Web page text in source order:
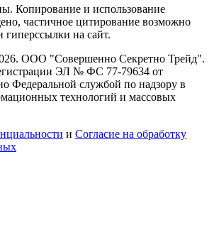
Копирование и использование
частичное цитирование возможно
гиперссылки на сайт.
ООО "Совершенно Секретно Трейд".
ЭЛ № ФС 77-79634 от
Федеральной службой по надзору в
технологий и массовых
и Согласие на обработку